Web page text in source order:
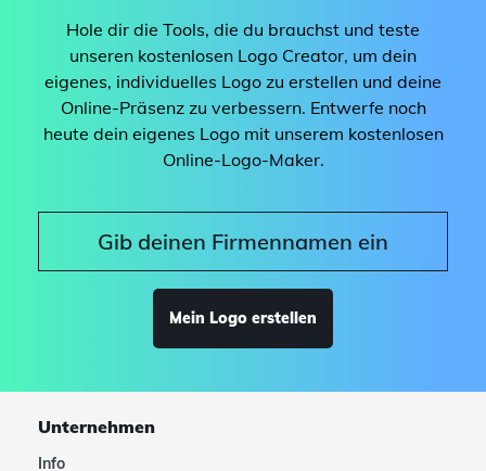
Hole dir die Tools, die du brauchst und teste
unseren kostenlosen Logo Creator, um dein
eigenes, individuelles Logo zu erstellen und deine
Online-Präsenz zu verbessern. Entwerfe noch
heute dein eigenes Logo mit unserem kostenlosen
Online-Logo-Maker.
Mein Logo erstellen
Unternehmen
Info